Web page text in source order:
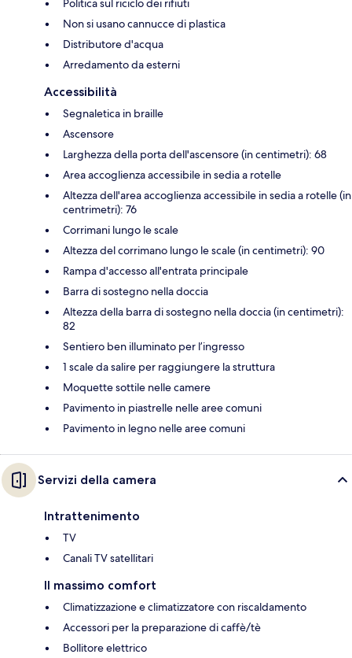
Politica sul riciclo dei rifiuti
Non si usano cannucce di plastica
Distributore d'acqua
Arredamento da esterni
Accessibilità
Segnaletica in braille
Ascensore
Larghezza della porta dell'ascensore (in centimetri): 68
Area accoglienza accessibile in sedia a rotelle
Altezza dell'area accoglienza accessibile in sedia a rotelle (in
centrimetri): 76
Corrimani lungo le scale
Altezza del corrimano lungo le scale (in centimetri): 90
Rampa d'accesso all'entrata principale
Barra di sostegno nella doccia
Altezza della barra di sostegno nella doccia (in centimetri):
82
Sentiero ben illuminato per l’ingresso
1 scale da salire per raggiungere la struttura
Moquette sottile nelle camere
Pavimento in piastrelle nelle aree comuni
Pavimento in legno nelle aree comuni
Servizi della camera
Intrattenimento
TV
Canali TV satellitari
Il massimo comfort
Climatizzazione e climatizzatore con riscaldamento
Accessori per la preparazione di caffè/tè
Bollitore elettrico